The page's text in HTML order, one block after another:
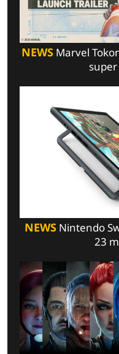
NEWS Marvel
NEWS Nintendo
23